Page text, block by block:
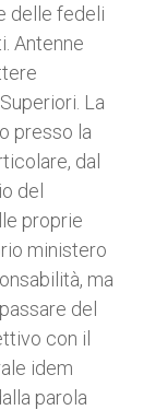
delle fedeli
Antenne
La
presso la
dal
del
proprie
ministero
ma
del
con il
idem
parola